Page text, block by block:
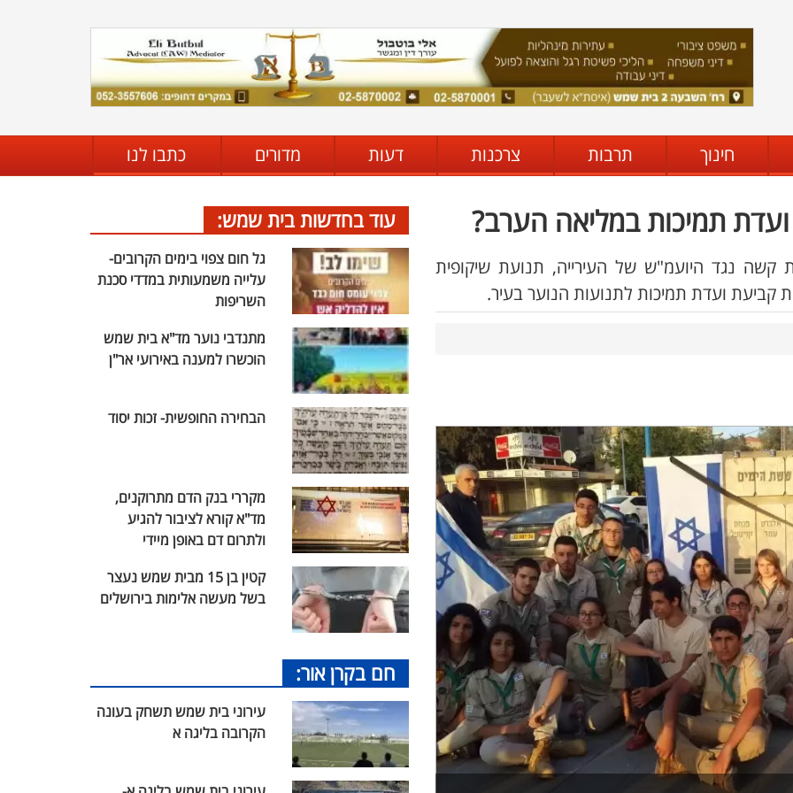
חינוך תרבות צרכנות דעות מדורים כתבו לנו
תמיכות במליאה הערב?
קשה נגד היועמ"ש של העירייה, תנועת שיקופית
קביעת ועדת תמיכות לתנועות הנוער בעיר.
עוד בחדשות בית שמש:
גל חום צפוי בימים הקרובים-
עלייה משמעותית במדדי סכנת
השריפות
מתנדבי נוער מד"א בית שמש
הוכשרו למענה באירועי אר"ן
הבחירה החופשית- זכות יסוד
מקררי בנק הדם מתרוקנים,
מד"א קורא לציבור להגיע
ולתרום דם באופן מיידי
קטין בן 15 מבית שמש נעצר
בשל מעשה אלימות בירושלים
חם בקרן אור:
עירוני בית שמש תשחק בעונה
הקרובה בליגה א